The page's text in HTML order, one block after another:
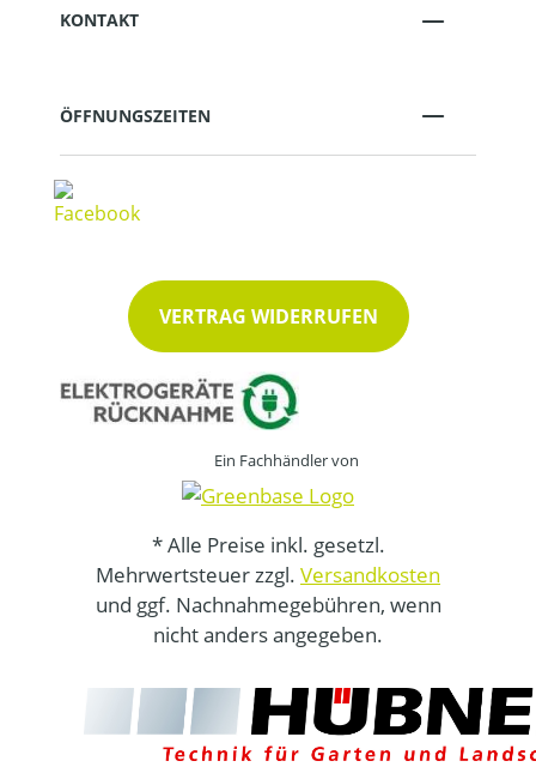
KONTAKT
ÖFFNUNGSZEITEN
VERTRAG WIDERRUFEN
Ein Fachhändler von
* Alle Preise inkl. gesetzl.
Mehrwertsteuer zzgl. Versandkosten
und ggf. Nachnahmegebühren, wenn
nicht anders angegeben.